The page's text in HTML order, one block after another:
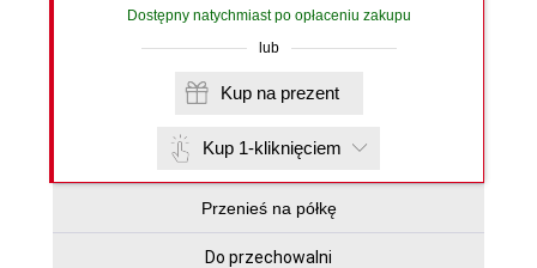
Dostępny natychmiast po opłaceniu zakupu
lub
Kup na prezent
Kup 1-kliknięciem
Przenieś na półkę
Do przechowalni